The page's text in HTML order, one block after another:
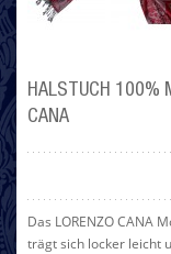
HALSTUCH 100%
CANA
Das LORENZO CANA
trägt sich locker leicht